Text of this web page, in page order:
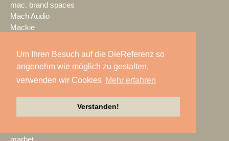
Um Ihren Besuch auf die DieReferenz so
angenehm wie möglich zu gestalten,
verwenden wir Cookies Mehr erfahren
Verstanden!
mac. brand spaces
Mach Audio
Mackie
Mad Music
MADRIX
Magic Event- und
magnid
marbet